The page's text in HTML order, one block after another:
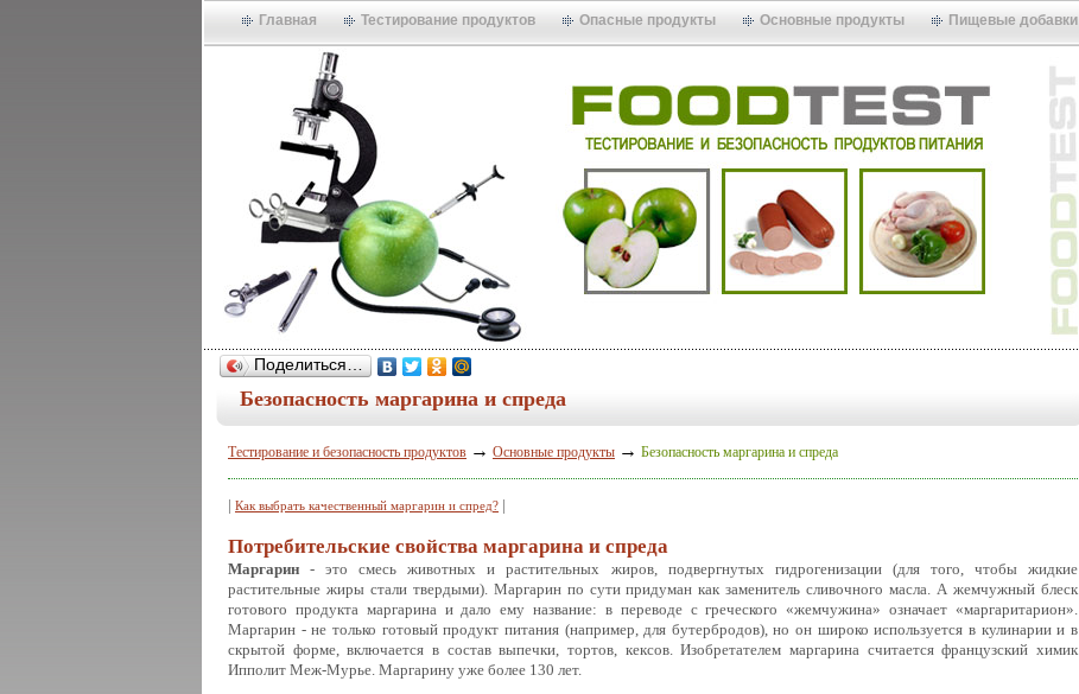
Главная Тестирование продуктов Опасные продукты Основные продукты Пищевые добавки
Поделиться…
Безопасность маргарина и спреда
Тестирование и безопасность продуктов → Основные продукты → Безопасность маргарина и спреда
| Как выбрать качественный маргарин и спред? |
Потребительские свойства маргарина и спреда
Маргарин - это смесь животных и растительных жиров, подвергнутых гидрогенизации (для того, чтобы жидкие
растительные жиры стали твердыми). Маргарин по сути придуман как заменитель сливочного масла. А жемчужный блеск
готового продукта маргарина и дало ему название: в переводе с греческого «жемчужина» означает «маргаритарион».
Маргарин - не только готовый продукт питания (например, для бутербродов), но он широко используется в кулинарии и в
скрытой форме, включается в состав выпечки, тортов, кексов. Изобретателем маргарина считается французский химик
Ипполит Меж-Мурье. Маргарину уже более 130 лет.